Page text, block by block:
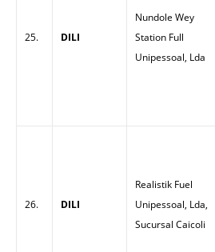
25. DILI
Nundole Wey
Station Full
Unipessoal, Lda
26. DILI
Realistik Fuel
Unipessoal, Lda,
Sucursal Caicoli